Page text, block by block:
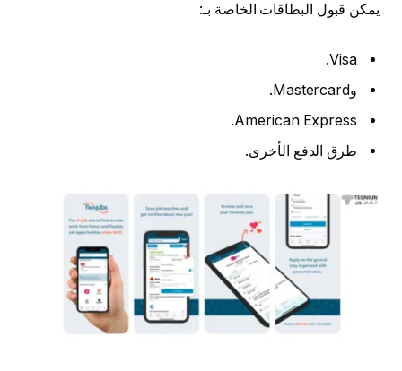
يمكن قبول البطاقات الخاصة بـ:
Visa.
وMastercard.
American Express.
طرق الدفع الأخرى.